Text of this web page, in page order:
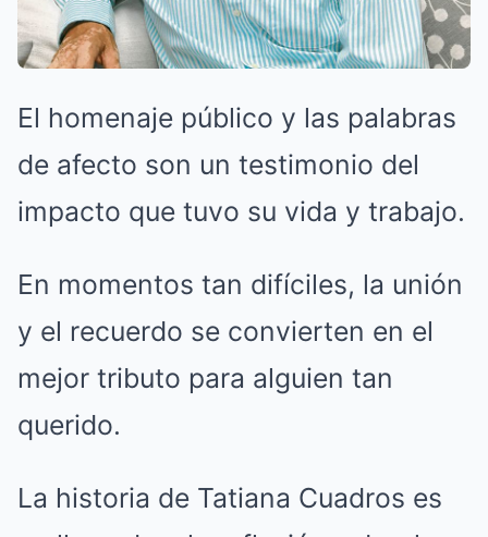
El homenaje público y las palabras
de afecto son un testimonio del
impacto que tuvo su vida y trabajo.
En momentos tan difíciles, la unión
y el recuerdo se convierten en el
mejor tributo para alguien tan
querido.
La historia de Tatiana Cuadros es